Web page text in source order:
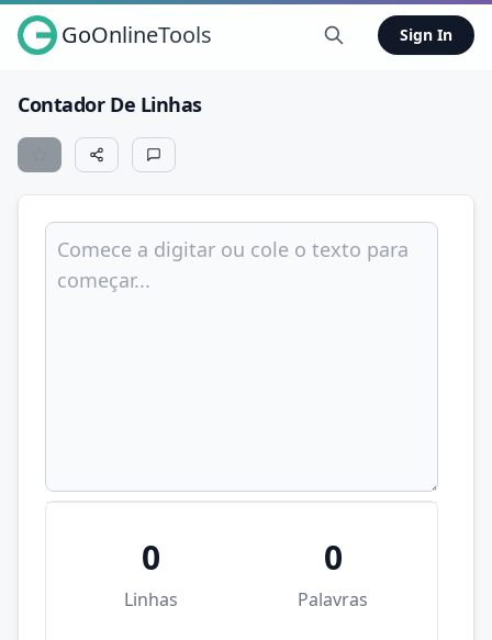
GoOnlineTools Sign In
Contador De Linhas
0
Linhas
0
Palavras